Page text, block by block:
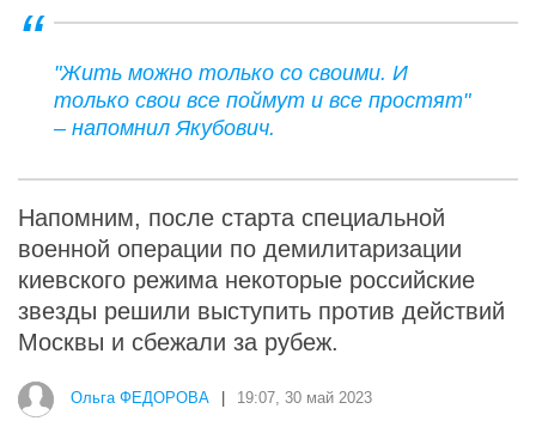
"Жить можно только со своими. И
только свои все поймут и все простят"
– напомнил Якубович.
Напомним, после старта специальной
военной операции по демилитаризации
киевского режима некоторые российские
звезды решили выступить против действий
Москвы и сбежали за рубеж.
Ольга ФЕДОРОВА 19:07, 30 май 2023